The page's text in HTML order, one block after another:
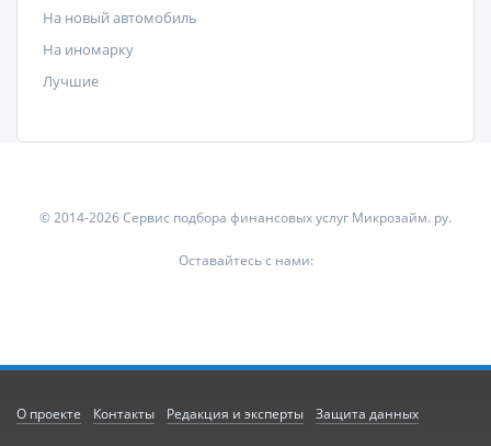
На новый автомобиль
На иномарку
Лучшие
© 2014-2026 Сервис подбора финансовых услуг Микрозайм. ру.
Оставайтесь с нами:
О проекте Контакты Редакция и эксперты Защита данных